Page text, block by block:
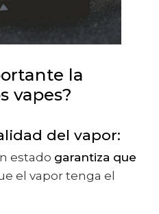
la
vapes?
del vapor:
estado garantiza que
el vapor tenga el